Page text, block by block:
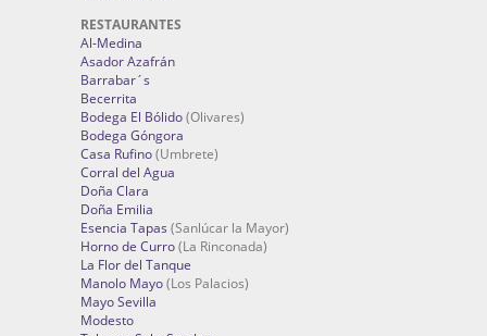
RESTAURANTES
Al-Medina
Asador Azafrán
Barrabar´s
Becerrita
Bodega El Bólido(Olivares)
Bodega Góngora
Casa Rufino(Umbrete)
Corral del Agua
Doña Clara
Doña Emilia
Esencia Tapas (Sanlúcar la Mayor)
Horno de Curro(La Rinconada)
La Flor del Tanque
Manolo Mayo(Los Palacios)
Mayo Sevilla
Modesto